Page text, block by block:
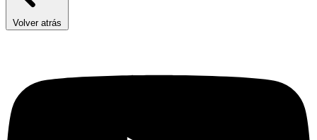
Volver atrás